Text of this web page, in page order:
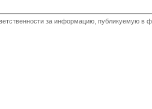
за информацию, публикуемую